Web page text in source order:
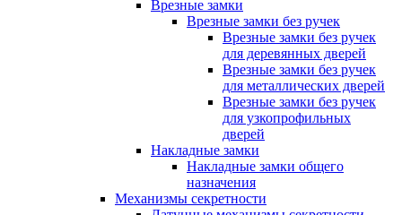
Врезные замки
Врезные замки без ручек
Врезные замки без ручек
для деревянных дверей
Врезные замки без ручек
для металлических дверей
Врезные замки без ручек
для узкопрофильных
дверей
Накладные замки
Накладные замки общего
назначения
Механизмы секретности